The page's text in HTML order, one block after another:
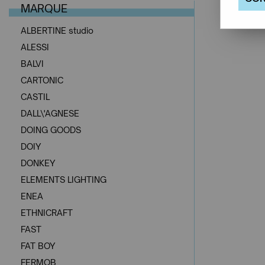
MARQUE
ALBERTINE studio
ALESSI
BALVI
CARTONIC
CASTIL
DALL\'AGNESE
DOING GOODS
DOIY
DONKEY
ELEMENTS LIGHTING
ENEA
ETHNICRAFT
FAST
FAT BOY
FERMOB